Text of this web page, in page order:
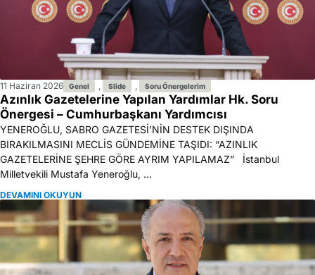
11 Haziran 2026 Genel Slide Soru Önergelerim
Azınlık Gazetelerine Yapılan Yardımlar Hk. Soru
Önergesi – Cumhurbaşkanı Yardımcısı
YENEROĞLU, SABRO GAZETESİ’NİN DESTEK DIŞINDA
BIRAKILMASINI MECLİS GÜNDEMİNE TAŞIDI: “AZINLIK
GAZETELERİNE ŞEHRE GÖRE AYRIM YAPILAMAZ” İstanbul
Milletvekili Mustafa Yeneroğlu, ...
DEVAMINI OKUYUN